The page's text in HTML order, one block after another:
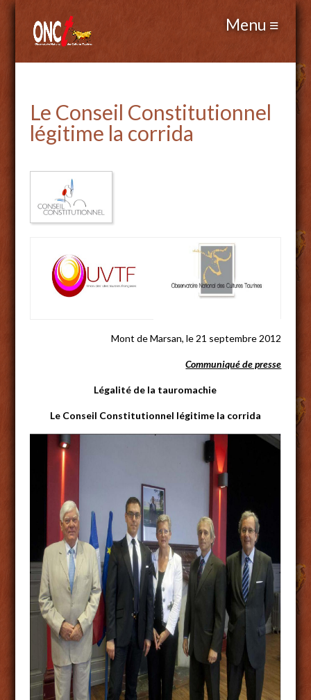
Le Conseil Constitutionnel
légitime la corrida
Mont de Marsan, le 21 septembre 2012
Communiqué de presse
Légalité de la tauromachie
Le Conseil Constitutionnel légitime la corrida